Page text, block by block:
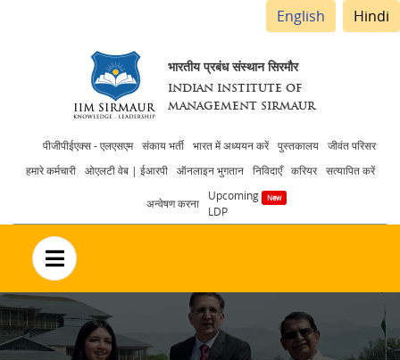
English Hindi
भारतीय प्रबंध संस्थान सिरमौर
INDIAN INSTITUTE OF
MANAGEMENT SIRMAUR
Header
menu
पीजीपीईएक्स - एलएसएम संकाय भर्ती भारत में अध्ययन करें पुस्तकालय
जीवंत परिसर
हमारे कर्मचारी
ओएलटी वेब | ईआरपी ऑनलाइन भुगतान निविदाएँ करियर सत्यापित करें
अन्वेषण करना
Upcoming
LDP
no text